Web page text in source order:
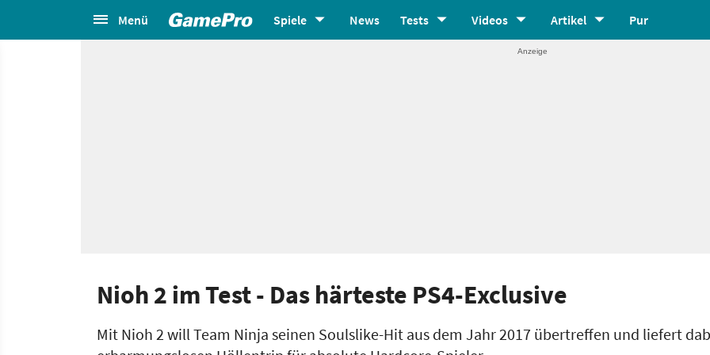
Menü Spiele News Tests Videos Artikel Pur
Nioh 2 im Test - Das härteste PS4-Exclusive
Mit Nioh 2 will Team Ninja seinen Soulslike-Hit aus dem Jahr 2017 übertreffen und liefert